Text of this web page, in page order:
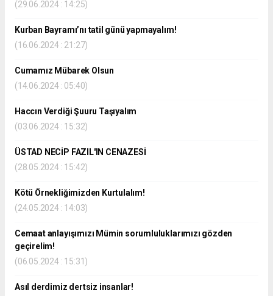
(29.06.2024 : 14:25)
Kurban Bayramı’nı tatil günü yapmayalım!
(16.06.2024 : 21:27)
Cumamız Mübarek Olsun
(14.06.2024 : 05:40)
Haccın Verdiği Şuuru Taşıyalım
(03.06.2024 : 15:32)
ÜSTAD NECİP FAZIL'IN CENAZESİ
(28.05.2024 : 15:42)
Kötü Örnekliğimizden Kurtulalım!
(24.05.2024 : 14:03)
Cemaat anlayışımızı Mümin sorumluluklarımızı gözden
geçirelim!
(06.05.2024 : 15:31)
Asıl derdimiz dertsiz insanlar!